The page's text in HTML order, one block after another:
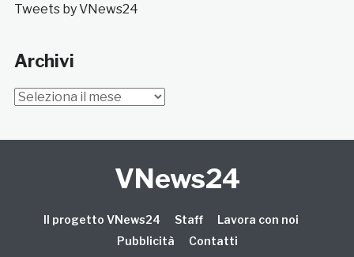
Tweets by VNews24
Archivi
Archivi
VNews24
Il progetto VNews24 Staff
Lavora con noi
Pubblicità
Contatti